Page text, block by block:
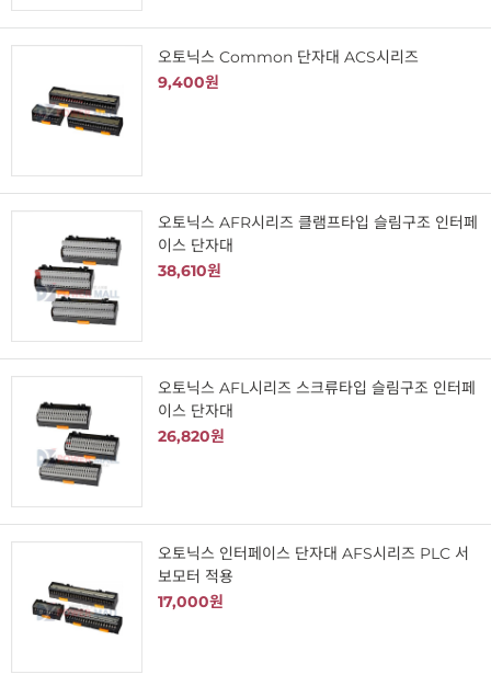
오토닉스 Common 단자대 ACS시리즈
9,400원
오토닉스 AFR시리즈 클램프타입 슬림구조 인터페
이스 단자대
38,610원
오토닉스 AFL시리즈 스크류타입 슬림구조 인터페
이스 단자대
26,820원
오토닉스 인터페이스 단자대 AFS시리즈 PLC 서
보모터 적용
17,000원